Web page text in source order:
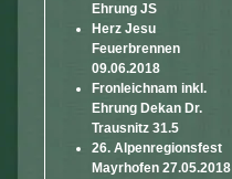
Ehrung JS
Herz Jesu
Feuerbrennen
09.06.2018
Fronleichnam inkl.
Ehrung Dekan Dr.
Trausnitz 31.5
26. Alpenregionsfest
Mayrhofen 27.05.2018